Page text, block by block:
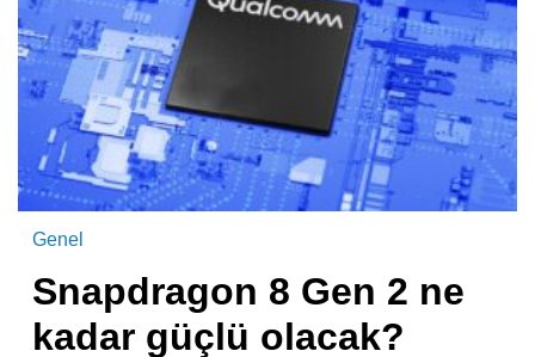
Genel
Snapdragon 8 Gen 2 ne
kadar güçlü olacak?